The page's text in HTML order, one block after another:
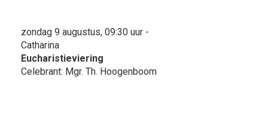
zondag 9 augustus, 09:30 uur -
Catharina
Eucharistieviering
Celebrant: Mgr. Th. Hoogenboom